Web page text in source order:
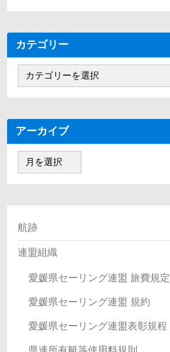
カテゴリー
テ
ー
アーカイブ
ー
航跡
連盟組織
愛媛県セーリング連盟 旅費規定
愛媛県セーリング連盟 規約
愛媛県セーリング連盟表彰規程